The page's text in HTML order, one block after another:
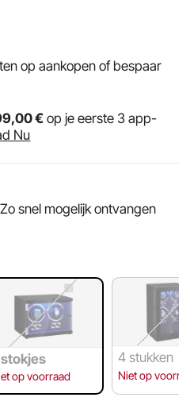
op aankopen of bespaar
,00€ op je eerste 3 app-
Nu
Zo snel mogelijk ontvangen
op voorraad
4 stukken
Niet op